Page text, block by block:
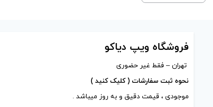
فروشگاه ویپ دیاکو
تهران – فقط غیر حضوری
نحوه ثبت سفارشات ( کلیک کنید )
موجودی ، قیمت دقیق و به روز میباشد .